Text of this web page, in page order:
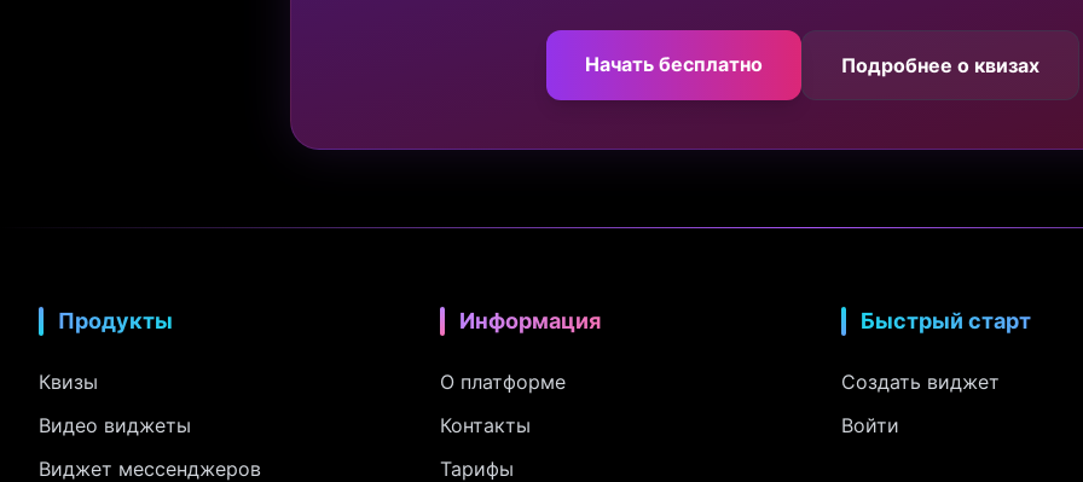
Начать бесплатно Подробнее о квизах
Продукты
Квизы
Видео виджеты
Виджет мессенджеров
Информация
О платформе
Контакты
Тарифы
Быстрый старт
Создать виджет
Войти